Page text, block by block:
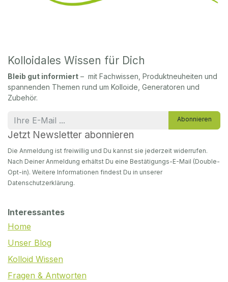
Kolloidales Wissen für Dich
Bleib gut informiert – mit Fachwissen, Produktneuheiten und
spannenden Themen rund um Kolloide, Generatoren und
Zubehör.
Abonnieren
Jetzt Newsletter abonnieren
Die Anmeldung ist freiwillig und Du kannst sie jederzeit widerrufen.
Nach Deiner Anmeldung erhältst Du eine Bestätigungs-E-Mail (Double-
Opt-in). Weitere Informationen findest Du in unserer
Datenschutzerklärung.
Interessantes
Home
Unser Blog
Kolloid Wissen
Fragen & Antworten